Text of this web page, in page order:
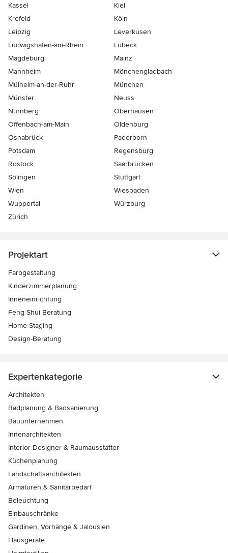
Kassel
Kiel
Krefeld
Köln
Leipzig
Leverkusen
Ludwigshafen-am-Rhein
Lübeck
Magdeburg
Mainz
Mannheim
Mönchen­gladbach
Mülheim-an-der-Ruhr
München
Münster
Neuss
Nürnberg
Oberhausen
Offenbach-am-Main
Oldenburg
Osnabrück
Paderborn
Potsdam
Regensburg
Rostock
Saarbrücken
Solingen
Stuttgart
Wien
Wiesbaden
Wuppertal
Würzburg
Zürich
Projektart
Farbgestaltung
Kinderzimmerplanung
Inneneinrichtung
Feng Shui Beratung
Home Staging
Design-Beratung
Expertenkategorie
Architekten
Badplanung & Badsanierung
Bauunternehmen
Innenarchitekten
Interior Designer & Raumausstatter
Küchenplanung
Landschaftsarchitekten
Armaturen & Sanitärbedarf
Beleuchtung
Einbauschränke
Gardinen, Vorhänge & Jalousien
Hausgeräte